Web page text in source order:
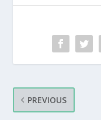
PREVIOUS